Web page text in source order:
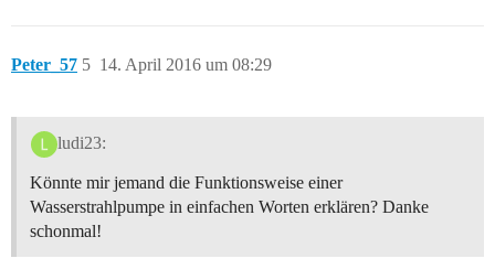
Peter_57 14. April 2016 um 08:29
5
ludi23:
Könnte mir jemand die Funktionsweise einer
Wasserstrahlpumpe in einfachen Worten erklären? Danke
schonmal!